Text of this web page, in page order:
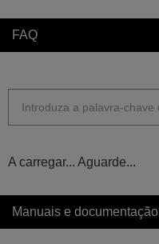
FAQ
A carregar... Aguarde...
Manuais e documentação